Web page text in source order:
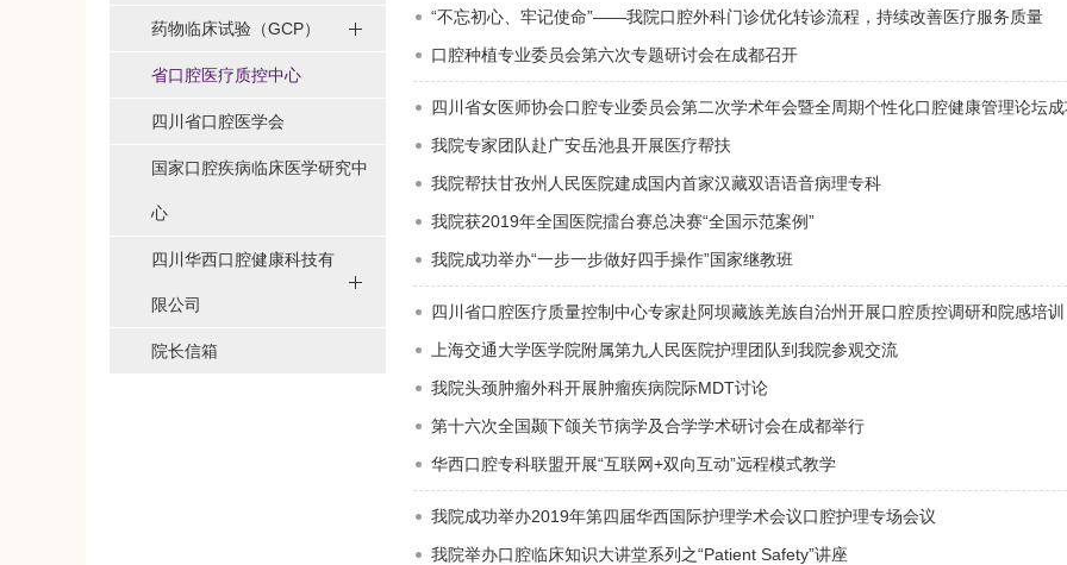
药物临床试验（GCP）
省口腔医疗质控中心
四川省口腔医学会
国家口腔疾病临床医学研究中
心
四川华西口腔健康科技有
限公司
院长信箱
“不忘初心、牢记使命”——我院口腔外科门诊优化转诊流程，持续改善医疗服务质量
口腔种植专业委员会第六次专题研讨会在成都召开
四川省女医师协会口腔专业委员会第二次学术年会暨全周期个性化口腔健康管理论坛
我院专家团队赴广安岳池县开展医疗帮扶
我院帮扶甘孜州人民医院建成国内首家汉藏双语语音病理专科
我院获2019年全国医院擂台赛总决赛“全国示范案例”
我院成功举办“一步一步做好四手操作”国家继教班
四川省口腔医疗质量控制中心专家赴阿坝藏族羌族自治州开展口腔质控调研和院感培训
上海交通大学医学院附属第九人民医院护理团队到我院参观交流
我院头颈肿瘤外科开展肿瘤疾病院际MDT讨论
第十六次全国颞下颌关节病学及合学学术研讨会在成都举行
华西口腔专科联盟开展“互联网+双向互动”远程模式教学
我院成功举办2019年第四届华西国际护理学术会议口腔护理专场会议
我院举办口腔临床知识大讲堂系列之“Patient Safety”讲座